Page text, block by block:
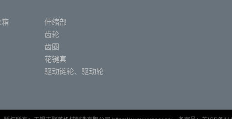
伸缩部
齿轮
齿圈
花键套
驱动链轮、驱动轮